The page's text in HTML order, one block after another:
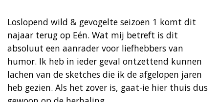
Loslopend wild & gevogelte seizoen 1 komt dit
najaar terug op Eén. Wat mij betreft is dit
absoluut een aanrader voor liefhebbers van
humor. Ik heb in ieder geval ontzettend kunnen
lachen van de sketches die ik de afgelopen jaren
heb gezien. Als het zover is, gaat-ie hier thuis dus